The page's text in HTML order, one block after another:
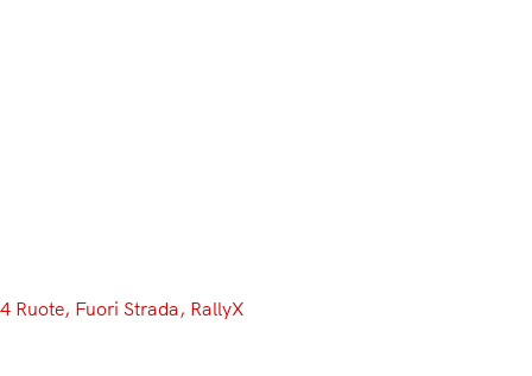
4 Ruote, Fuori Strada, RallyX